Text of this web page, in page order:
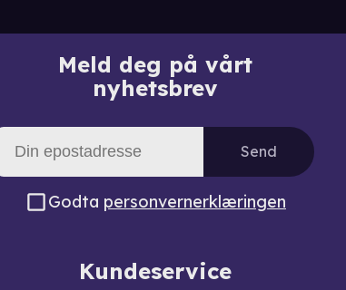
Meld deg på vårt
nyhetsbrev
Send
Godta personvernerklæringen
Kundeservice